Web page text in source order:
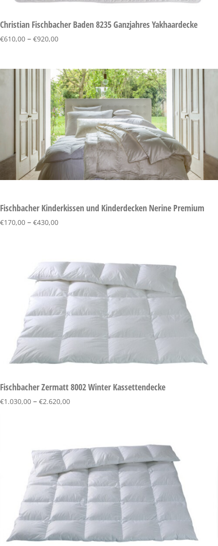
Christian Fischbacher Baden 8235 Ganzjahres Yakhaardecke
€610,00 – €920,00
Fischbacher Kinderkissen und Kinderdecken Nerine Premium
€170,00 – €430,00
Fischbacher Zermatt 8002 Winter Kassettendecke
€1.030,00 – €2.620,00